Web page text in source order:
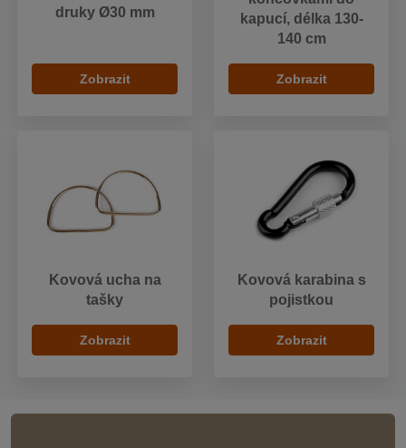
druky Ø30 mm
Zobrazit
kapucí, délka 130-
140 cm
Zobrazit
Kovová ucha na
tašky
Zobrazit
Kovová karabina s
pojistkou
Zobrazit